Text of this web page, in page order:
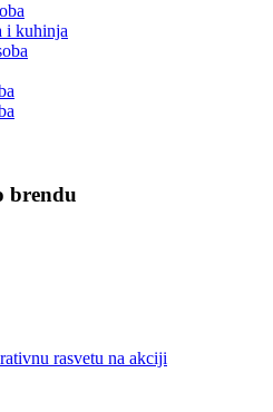
i kuhinja
brendu
rasvetu na akciji